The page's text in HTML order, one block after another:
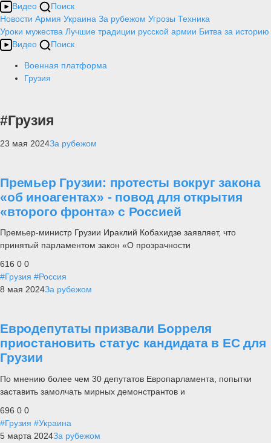
Видео
Поиск
Новости Армия Украина За рубежом Угрозы Техника
Уроки мужества Лучшие традиции русской армии Битва за историю
Видео
Поиск
Военная платформа
Грузия
#Грузия
23 мая 2024За рубежом
Премьер Грузии: протесты вокруг закона
«об иноагентах» - повод для открытия
«второго фронта» с Россией
Премьер-министр Грузии Ираклий Кобахидзе заявляет, что
принятый парламентом закон «О прозрачности
616 0 0
#Грузия #Россия
8 мая 2024За рубежом
Евродепутаты призвали Борреля
приостановить статус кандидата в ЕС для
Грузии
По мнению более чем 30 депутатов Европарламента, попытки
заставить замолчать мирных демонстрантов и
696 0 0
#Грузия #Украина
5 марта 2024За рубежом